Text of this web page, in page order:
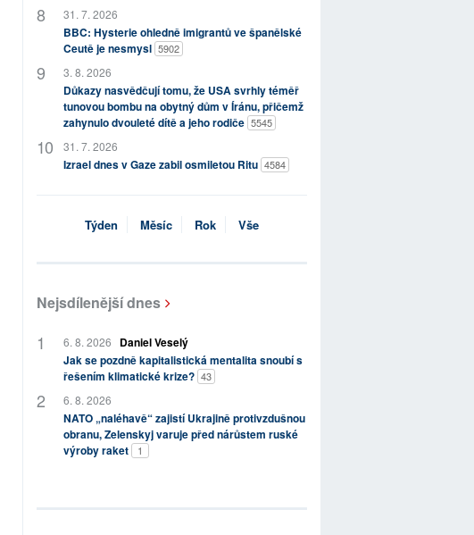
31. 7. 2026
BBC: Hysterie ohledně imigrantů ve španělské
Ceutě je nesmysl 5902
3. 8. 2026
Důkazy nasvědčují tomu, že USA svrhly téměř
tunovou bombu na obytný dům v Íránu, přičemž
zahynulo dvouleté dítě a jeho rodiče 5545
31. 7. 2026
Izrael dnes v Gaze zabil osmiletou Ritu 4584
Týden Měsíc Rok Vše
Nejsdílenější dnes
6. 8. 2026
Daniel Veselý
Jak se pozdně kapitalistická mentalita snoubí s
řešením klimatické krize? 43
6. 8. 2026
NATO „naléhavě“ zajistí Ukrajině protivzdušnou
obranu, Zelenskyj varuje před nárůstem ruské
výroby raket
1